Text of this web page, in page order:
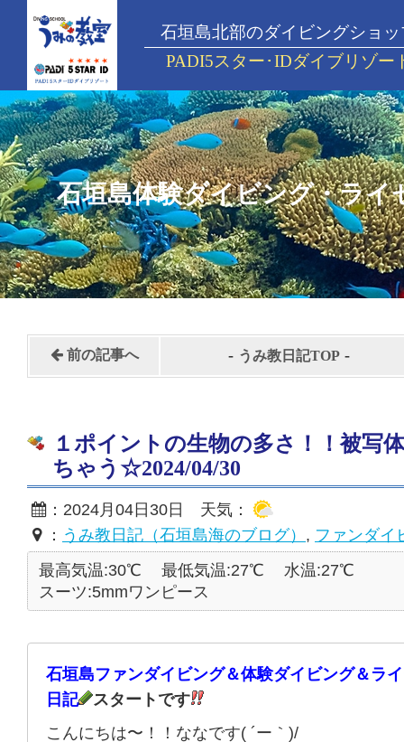
石垣島北部のダイビングショッ
PADI5スター･IDダイブリゾー
石垣島体験ダイビング・ライ
前の記事へ - うみ教日記TOP -
１ポイントの生物の多さ！！被写
ちゃう☆2024/04/30
：2024月04日30日 天気：
： うみ教日記（石垣島海のブログ） , ファンダイ
最高気温:30℃
最低気温:27℃
水温:27℃
スーツ:5mmワンピース
石垣島ファンダイビング＆体験ダイビング＆ラ
日記
スタートです
こんにちは〜！！ななです( ´ー｀)/